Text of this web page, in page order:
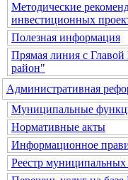
Методические
инвестиционных
Полезная информация
Прямая линия с
район"
Административная
Муниципальные
Нормативные акты
Информационное
Реестр муниципальных